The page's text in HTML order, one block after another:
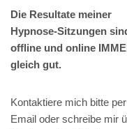
Die Resultate meiner
Hypnose-Sitzungen
offline und online
gleich gut.
Kontaktiere mich bitte per
Email oder schreibe mir